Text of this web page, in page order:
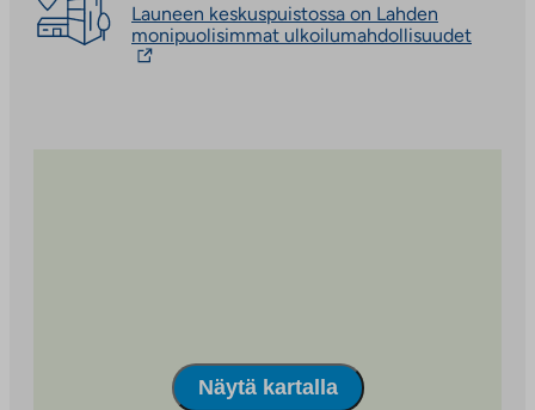
Launeen keskuspuistossa on Lahden
monipuolisimmat ulkoilumahdollisuudetLinkki
Näytä kartalla